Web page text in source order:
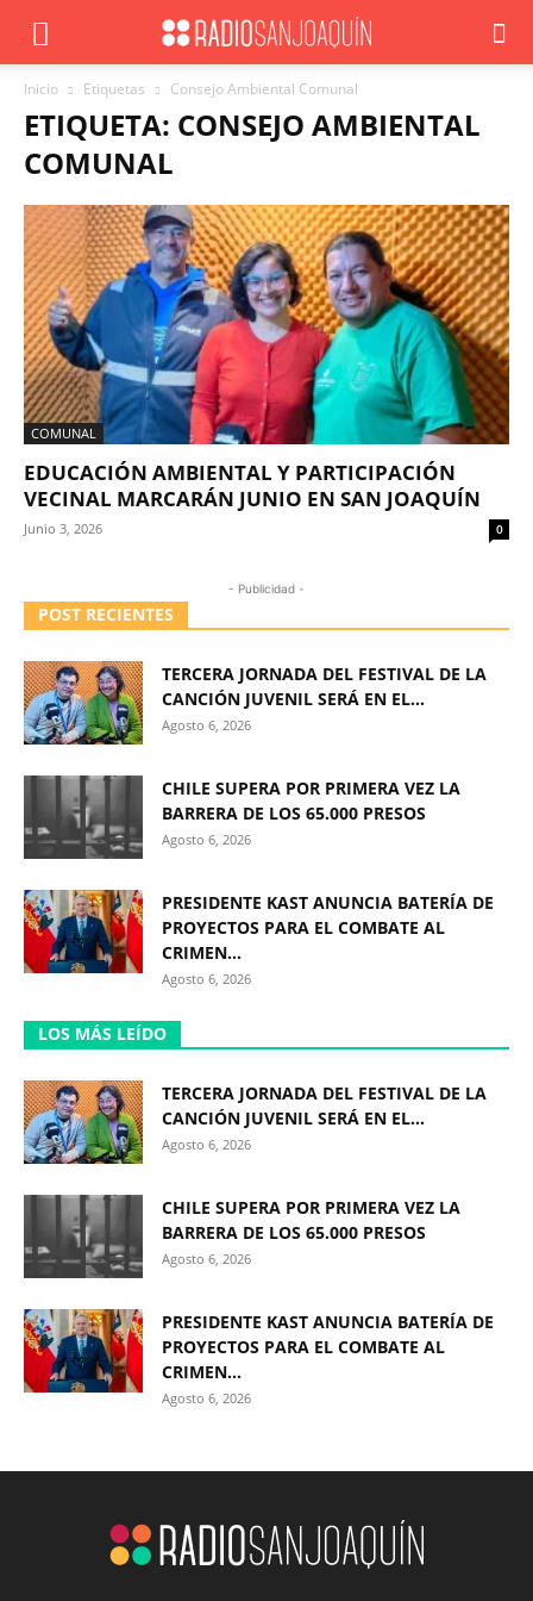
Inicio Etiquetas Consejo Ambiental Comunal
ETIQUETA: CONSEJO AMBIENTAL
COMUNAL
COMUNAL
EDUCACIÓN AMBIENTAL Y PARTICIPACIÓN
VECINAL MARCARÁN JUNIO EN SAN JOAQUÍN
Junio 3, 2026 0
- Publicidad -
POST RECIENTES
TERCERA JORNADA DEL FESTIVAL DE LA
CANCIÓN JUVENIL SERÁ EN EL...
Agosto 6, 2026
CHILE SUPERA POR PRIMERA VEZ LA
BARRERA DE LOS 65.000 PRESOS
Agosto 6, 2026
PRESIDENTE KAST ANUNCIA BATERÍA DE
PROYECTOS PARA EL COMBATE AL
CRIMEN...
Agosto 6, 2026
LOS MÁS LEÍDO
TERCERA JORNADA DEL FESTIVAL DE LA
CANCIÓN JUVENIL SERÁ EN EL...
Agosto 6, 2026
CHILE SUPERA POR PRIMERA VEZ LA
BARRERA DE LOS 65.000 PRESOS
Agosto 6, 2026
PRESIDENTE KAST ANUNCIA BATERÍA DE
PROYECTOS PARA EL COMBATE AL
CRIMEN...
Agosto 6, 2026